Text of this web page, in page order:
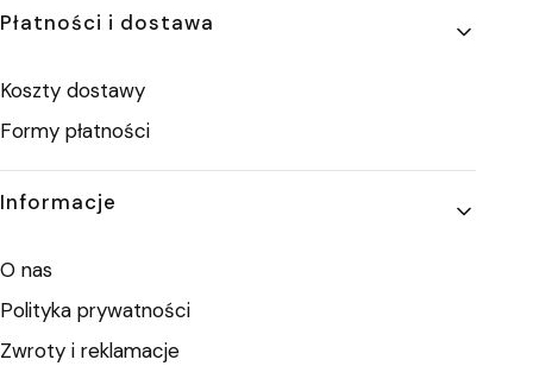
Płatności i dostawa
Koszty dostawy
Formy płatności
Informacje
O nas
Polityka prywatności
Zwroty i reklamacje